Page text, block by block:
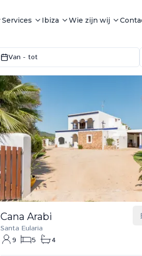
Services Ibiza Wie zijn wij
Van - tot
Cana Arabi
Santa Eularia
9
5 4